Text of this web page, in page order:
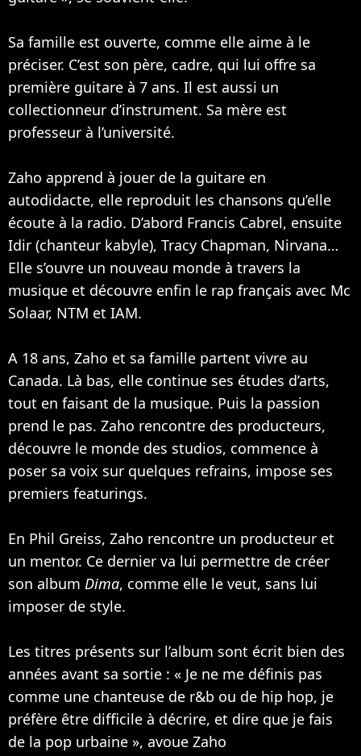
Sa famille est ouverte, comme elle aime à le
préciser. C’est son père, cadre, qui lui offre sa
première guitare à 7 ans. Il est aussi un
collectionneur d’instrument. Sa mère est
professeur à l’université.
Zaho apprend à jouer de la guitare en
autodidacte, elle reproduit les chansons qu’elle
écoute à la radio. D’abord Francis Cabrel, ensuite
Idir (chanteur kabyle), Tracy Chapman, Nirvana…
Elle s’ouvre un nouveau monde à travers la
musique et découvre enfin le rap français avec Mc
Solaar, NTM et IAM.
A 18 ans, Zaho et sa famille partent vivre au
Canada. Là bas, elle continue ses études d’arts,
tout en faisant de la musique. Puis la passion
prend le pas. Zaho rencontre des producteurs,
découvre le monde des studios, commence à
poser sa voix sur quelques refrains, impose ses
premiers featurings.
En Phil Greiss, Zaho rencontre un producteur et
un mentor. Ce dernier va lui permettre de créer
son album Dima, comme elle le veut, sans lui
imposer de style.
Les titres présents sur l’album sont écrit bien des
années avant sa sortie : « Je ne me définis pas
comme une chanteuse de r&b ou de hip hop, je
préfère être difficile à décrire, et dire que je fais
de la pop urbaine », avoue Zaho